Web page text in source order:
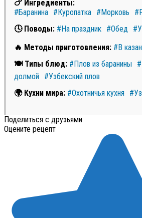
🍗 Ингредиенты:
#Баранина #Куропатка #Морковь
🕓 Поводы: #На праздник #Обед
🔥 Методы приготовления: #В
🍽 Типы блюд: #Плов из баранины
долмой #Узбекский плов
🌍 Кухни мира: #Охотничья кухня
Поделиться с друзьями
Оцените рецепт